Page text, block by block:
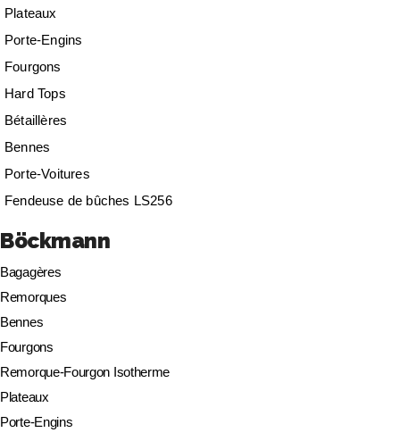
Plateaux
Porte-Engins
Fourgons
Hard Tops
Bétaillères
Bennes
Porte-Voitures
Fendeuse de bûches LS256
Böckmann
Bagagères
Remorques
Bennes
Fourgons
Remorque-Fourgon Isotherme
Plateaux
Porte-Engins